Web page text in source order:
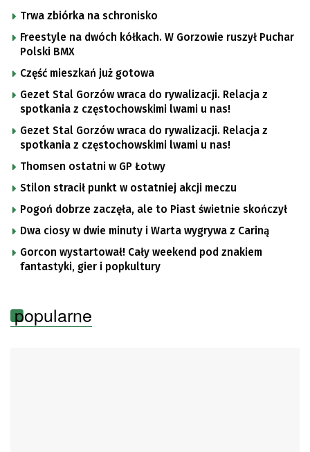
Trwa zbiórka na schronisko
Freestyle na dwóch kółkach. W Gorzowie ruszył Puchar
Polski BMX
Część mieszkań już gotowa
Gezet Stal Gorzów wraca do rywalizacji. Relacja z
spotkania z częstochowskimi lwami u nas!
Gezet Stal Gorzów wraca do rywalizacji. Relacja z
spotkania z częstochowskimi lwami u nas!
Thomsen ostatni w GP Łotwy
Stilon stracił punkt w ostatniej akcji meczu
Pogoń dobrze zaczęła, ale to Piast świetnie skończył
Dwa ciosy w dwie minuty i Warta wygrywa z Cariną
Gorcon wystartował! Cały weekend pod znakiem
fantastyki, gier i popkultury
popularne